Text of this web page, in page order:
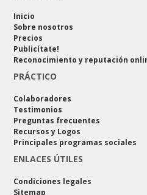
Inicio
Sobre nosotros
Precios
Publicítate!
Reconocimiento y reputación
PRÁCTICO
Colaboradores
Testimonios
Preguntas frecuentes
Recursos y Logos
Principales programas sociales
ENLACES ÚTILES
Condiciones legales
Sitemap